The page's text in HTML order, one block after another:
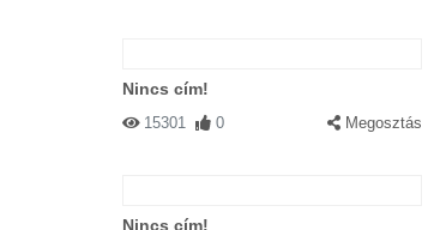
Nincs cím!
15301 0 Megosztás
Nincs cím!